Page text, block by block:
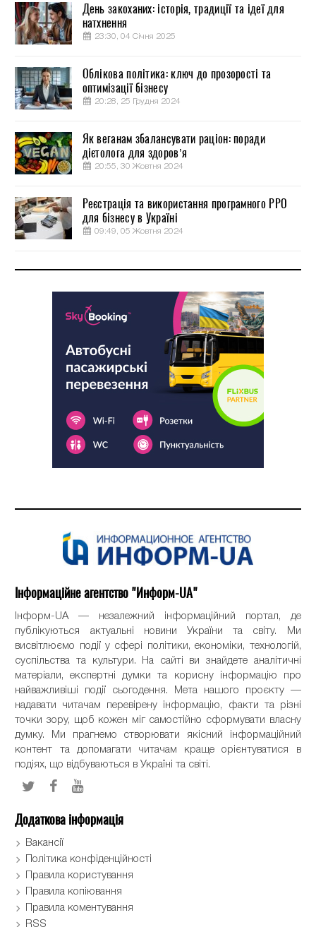
День закоханих: історія, традиції та ідеї для
натхнення
23:30, 04 Січня 2025
Облікова політика: ключ до прозорості та
оптимізації бізнесу
20:28, 25 Грудня 2024
Як веганам збалансувати раціон: поради
дієтолога для здоров’я
20:55, 30 Жовтня 2024
Реєстрація та використання програмного РРО
для бізнесу в Україні
09:49, 05 Жовтня 2024
Інформаційне агентство "Информ-UA"
Інформ-UA — незалежний інформаційний портал, де
публікуються актуальні новини України та світу. Ми
висвітлюємо події у сфері політики, економіки, технологій,
суспільства та культури. На сайті ви знайдете аналітичні
матеріали, експертні думки та корисну інформацію про
найважливіші події сьогодення. Мета нашого проєкту —
надавати читачам перевірену інформацію, факти та різні
точки зору, щоб кожен міг самостійно сформувати власну
думку. Ми прагнемо створювати якісний інформаційний
контент та допомагати читачам краще орієнтуватися в
подіях, що відбуваються в Україні та світі.
Додаткова інформація
Вакансії
Політика конфіденційності
Правила користування
Правила копіювання
Правила коментування
RSS